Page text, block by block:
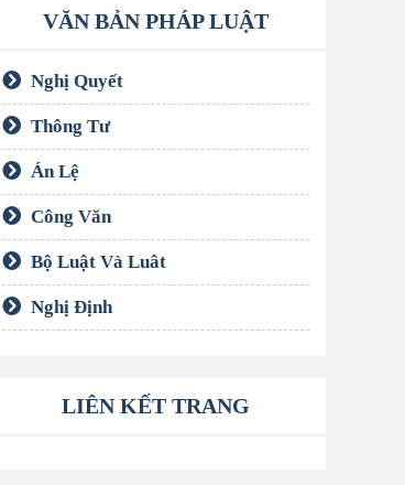
VĂN BẢN PHÁP LUẬT
Nghị Quyết
Thông Tư
Án Lệ
Công Văn
Bộ Luật Và Luât
Nghị Định
LIÊN KẾT TRANG